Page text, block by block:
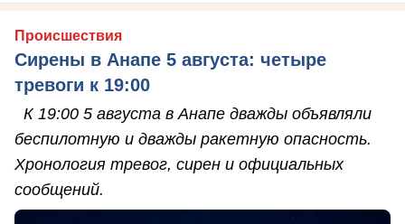
Происшествия
Сирены в Анапе 5 августа: четыре
тревоги к 19:00
К 19:00 5 августа в Анапе дважды объявляли
беспилотную и дважды ракетную опасность.
Хронология тревог, сирен и официальных
сообщений.